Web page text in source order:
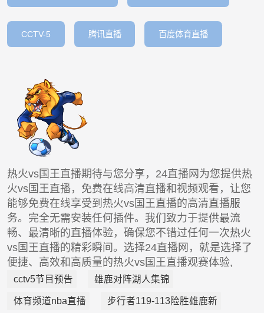
CCTV-5 腾讯直播 百度体育直播
热火vs国王直播期待与您分享，24直播网为您提供热
火vs国王直播，免费在线高清直播和视频观看，让您
能够免费在线享受到热火vs国王直播的高清直播服
务。完全无需安装任何插件。我们致力于提供最流
畅、最清晰的直播体验，确保您不错过任何一次热火
vs国王直播的精彩瞬间。选择24直播网，就是选择了
便捷、高效和高质量的热火vs国王直播观赛体验,
cctv5节目预告 雄鹿对阵湖人集锦
体育频道nba直播 步行者119-113险胜雄鹿新